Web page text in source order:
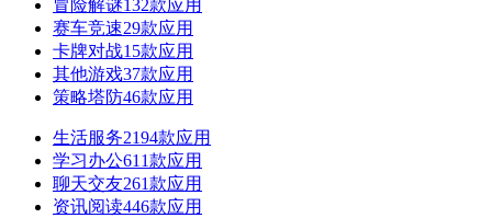
冒险解谜132款应用
赛车竞速29款应用
卡牌对战15款应用
其他游戏37款应用
策略塔防46款应用
生活服务2194款应用
学习办公611款应用
聊天交友261款应用
资讯阅读446款应用